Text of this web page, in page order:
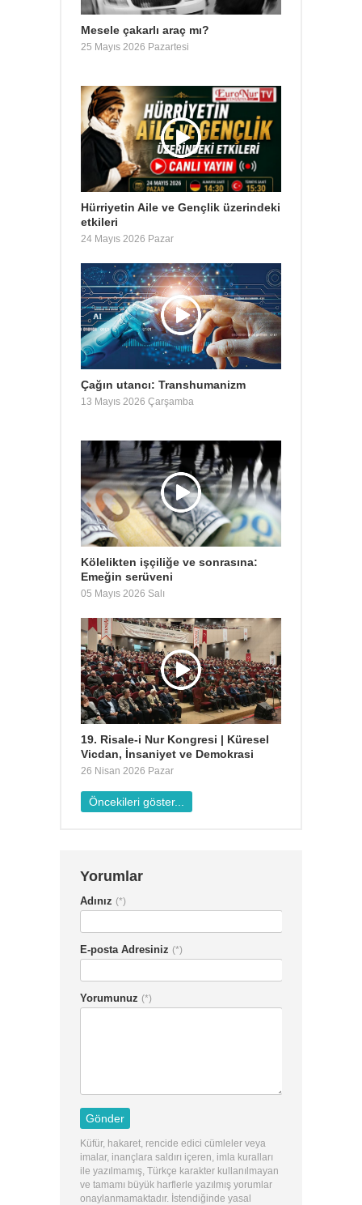
Mesele çakarlı araç mı?
25 Mayıs 2026 Pazartesi
Hürriyetin Aile ve Gençlik üzerindeki
etkileri
24 Mayıs 2026 Pazar
Çağın utancı: Transhumanizm
13 Mayıs 2026 Çarşamba
Kölelikten işçiliğe ve sonrasına:
Emeğin serüveni
05 Mayıs 2026 Salı
19. Risale-i Nur Kongresi | Küresel
Vicdan, İnsaniyet ve Demokrasi
26 Nisan 2026 Pazar
Yorumlar
Adınız (*)
E-posta Adresiniz (*)
Yorumunuz (*)
Küfür, hakaret, rencide edici cümleler veya
imalar, inançlara saldırı içeren, imla kuralları
ile yazılmamış, Türkçe karakter kullanılmayan
ve tamamı büyük harflerle yazılmış yorumlar
onaylanmamaktadır. İstendiğinde yasal